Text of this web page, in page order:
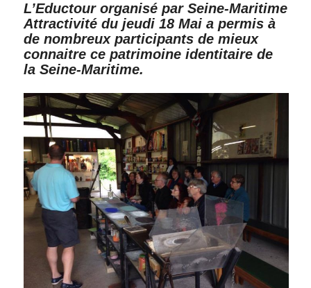
L’Eductour organisé par Seine-Maritime
Attractivité du jeudi 18 Mai a permis à
de nombreux participants de mieux
connaitre ce patrimoine identitaire de
la Seine-Maritime.